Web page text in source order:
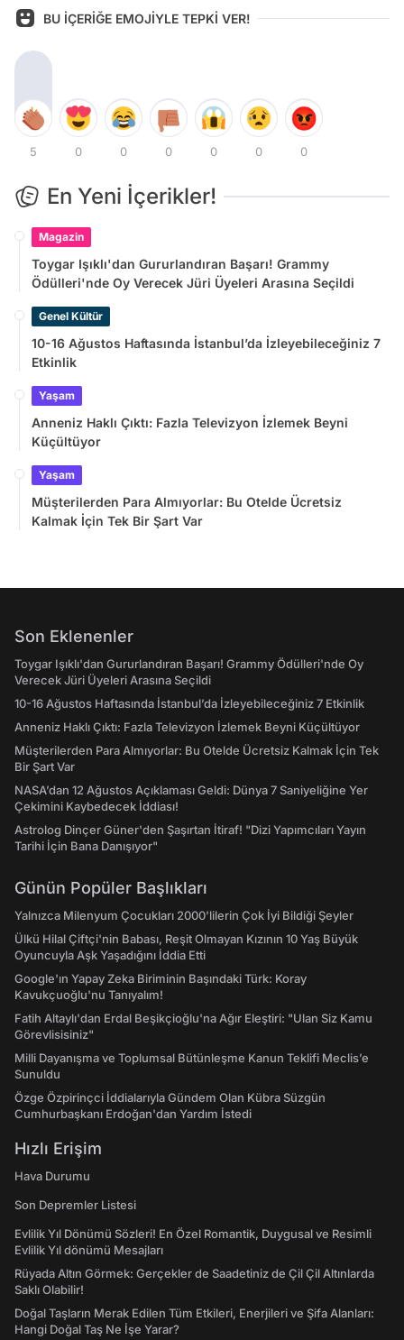
BU İÇERİĞE EMOJİYLE TEPKİ VER!
5 0 0 0 0 0 0
En Yeni İçerikler!
Magazin
Toygar Işıklı'dan Gururlandıran Başarı! Grammy
Ödülleri'nde Oy Verecek Jüri Üyeleri Arasına Seçildi
Genel Kültür
10-16 Ağustos Haftasında İstanbul’da İzleyebileceğiniz 7
Etkinlik
Yaşam
Anneniz Haklı Çıktı: Fazla Televizyon İzlemek Beyni
Küçültüyor
Yaşam
Müşterilerden Para Almıyorlar: Bu Otelde Ücretsiz
Kalmak İçin Tek Bir Şart Var
Son Eklenenler
Toygar Işıklı'dan Gururlandıran Başarı! Grammy Ödülleri'nde Oy
Verecek Jüri Üyeleri Arasına Seçildi
10-16 Ağustos Haftasında İstanbul’da İzleyebileceğiniz 7 Etkinlik
Anneniz Haklı Çıktı: Fazla Televizyon İzlemek Beyni Küçültüyor
Müşterilerden Para Almıyorlar: Bu Otelde Ücretsiz Kalmak İçin Tek
Bir Şart Var
NASA’dan 12 Ağustos Açıklaması Geldi: Dünya 7 Saniyeliğine Yer
Çekimini Kaybedecek İddiası!
Astrolog Dinçer Güner'den Şaşırtan İtiraf! "Dizi Yapımcıları Yayın
Tarihi İçin Bana Danışıyor"
Günün Popüler Başlıkları
Yalnızca Milenyum Çocukları 2000'lilerin Çok İyi Bildiği Şeyler
Ülkü Hilal Çiftçi'nin Babası, Reşit Olmayan Kızının 10 Yaş Büyük
Oyuncuyla Aşk Yaşadığını İddia Etti
Google'ın Yapay Zeka Biriminin Başındaki Türk: Koray
Kavukçuoğlu'nu Tanıyalım!
Fatih Altaylı'dan Erdal Beşikçioğlu'na Ağır Eleştiri: "Ulan Siz Kamu
Görevlisisiniz"
Milli Dayanışma ve Toplumsal Bütünleşme Kanun Teklifi Meclis’e
Sunuldu
Özge Özpirinçci İddialarıyla Gündem Olan Kübra Süzgün
Cumhurbaşkanı Erdoğan'dan Yardım İstedi
Hızlı Erişim
Hava Durumu
Son Depremler Listesi
Evlilik Yıl Dönümü Sözleri! En Özel Romantik, Duygusal ve Resimli
Evlilik Yıl dönümü Mesajları
Rüyada Altın Görmek: Gerçekler de Saadetiniz de Çil Çil Altınlarda
Saklı Olabilir!
Doğal Taşların Merak Edilen Tüm Etkileri, Enerjileri ve Şifa Alanları:
Hangi Doğal Taş Ne İşe Yarar?